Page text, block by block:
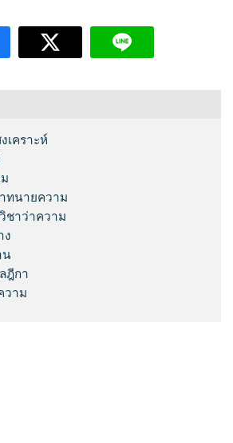
เคราะห์
ทนายความ
ชาว่าความ
ง
น
ฎีกา
วาม